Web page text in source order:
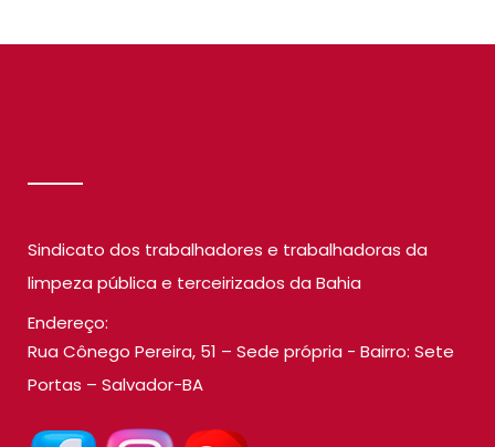
Sindicato dos trabalhadores e trabalhadoras da
limpeza pública e terceirizados da Bahia
Endereço:
Rua Cônego Pereira, 51 – Sede própria - Bairro: Sete
Portas – Salvador-BA